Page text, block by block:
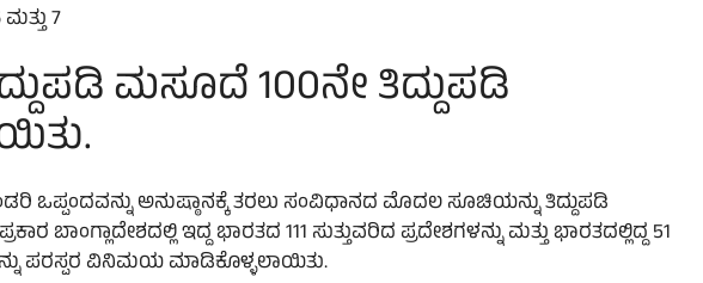
7
ಮಸೂದೆ 100ನೇ ತಿದ್ದುಪಡಿ
ಒಪ್ಪಂದವನ್ನು ಅನುಷ್ಠಾನಕ್ಕೆ ತರಲು ಸಂವಿಧಾನದ ಮೊದಲ ಸೂಚಿಯನ್ನು ತಿದ್ದುಪಡಿ
ಬಾಂಗ್ಲಾದೇಶದಲ್ಲಿ ಇದ್ದ ಭಾರತದ 111 ಸುತ್ತುವರಿದ ಪ್ರದೇಶಗಳನ್ನು ಮತ್ತು ಭಾರತದಲ್ಲಿದ್ದ 51
ಪರಸ್ಪರ ವಿನಿಮಯ ಮಾಡಿಕೊಳ್ಳಲಾಯಿತು.